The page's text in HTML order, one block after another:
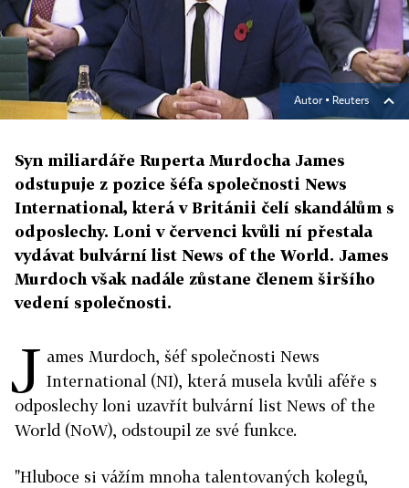
Autor ▪ Reuters
Syn miliardáře Ruperta Murdocha James
odstupuje z pozice šéfa společnosti News
International, která v Británii čelí skandálům s
odposlechy. Loni v červenci kvůli ní přestala
vydávat bulvární list News of the World. James
Murdoch však nadále zůstane členem širšího
vedení společnosti.
J ames Murdoch, šéf společnosti News
International (NI), která musela kvůli aféře s
odposlechy loni uzavřít bulvární list News of the
World (NoW), odstoupil ze své funkce.
"Hluboce si vážím mnoha talentovaných kolegů,